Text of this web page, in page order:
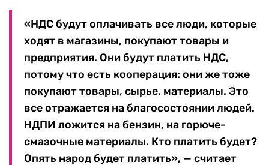
«НДС будут оплачивать все люди, которые
ходят в магазины, покупают товары и
предприятия. Они будут платить НДС,
потому что есть кооперация: они же тоже
покупают товары, сырье, материалы. Это
все отражается на благосостоянии людей.
НДПИ ложится на бензин, на горюче-
смазочные материалы. Кто платить будет?
Опять народ будет платить», — считает